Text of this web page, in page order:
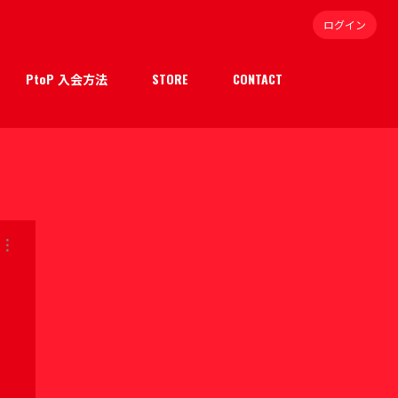
ログイン
PtoP 入会方法 STORE CONTACT